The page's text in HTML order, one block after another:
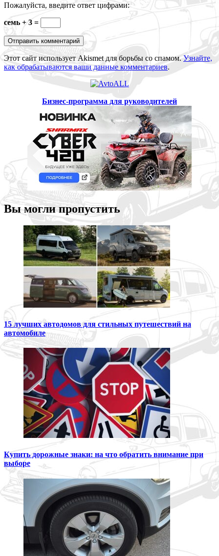
Пожалуйста, введите ответ цифрами:
семь + 3 =
Этот сайт использует Akismet для борьбы со спамом.Узнайте,
как обрабатываются ваши данные комментариев.
Бизнес-программа для руководителей
Вы могли пропустить
15 лучших автодомов для стильных путешествий на
автомобиле
Купить дорожные знаки: на что обратить внимание при
выборе